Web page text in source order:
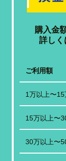
購入金
詳しく
ご利用額
1万以上〜
15万以上〜
30万以上〜